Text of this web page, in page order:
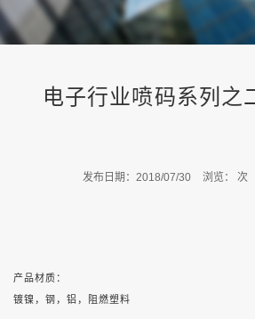
电子行业喷码系列之
发布日期：2018/07/30 浏览： 次
产品材质：
镀镍，钢，铝，阻燃塑料